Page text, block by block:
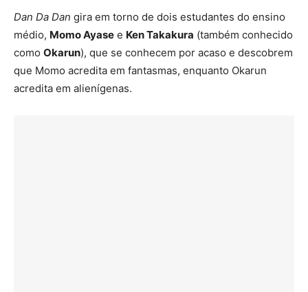
Dan Da Dan gira em torno de dois estudantes do ensino
médio, Momo Ayase e Ken Takakura (também conhecido
como Okarun), que se conhecem por acaso e descobrem
que Momo acredita em fantasmas, enquanto Okarun
acredita em alienígenas.